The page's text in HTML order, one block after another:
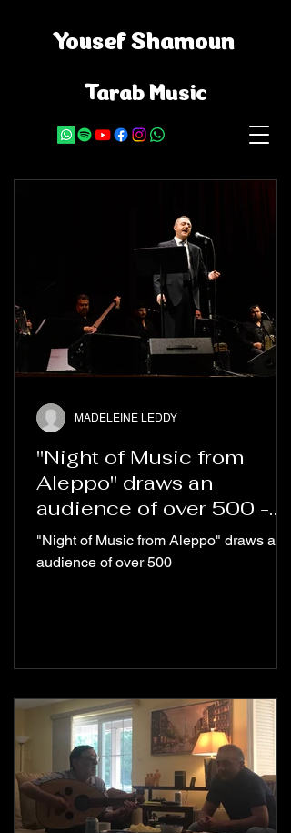
Yousef Shamoun
Tarab Music
"Night of Music from
Aleppo" draws an
audience of over 500 -
Columbia Spectator
"Night of Music from Aleppo" draws an
audience of over 500
MADELEINE LEDDY